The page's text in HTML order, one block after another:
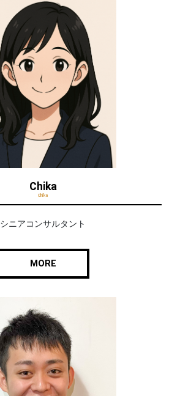
Chika
Chika
シニアコンサルタント
MORE